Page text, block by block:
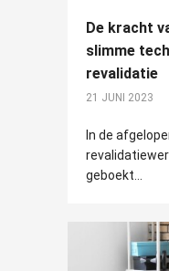
De kracht
slimme
revalidatie
21 JUNI 2023
In de
geboekt...